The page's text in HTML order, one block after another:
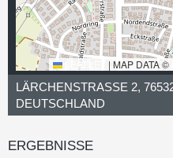
LEAFLET | MAP DATA ©
LÄRCHENSTRASSE 2,
EUTSCHLAND
ERGEBNISSE